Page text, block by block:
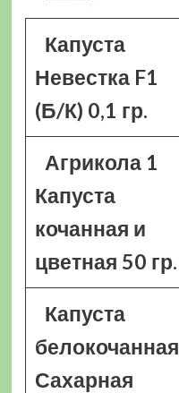
Капуста
Невестка F1
(Б/К) 0,1 гр.
Агрикола 1
Капуста
кочанная и
цветная 50 гр.
Капуста
белокочанная
Сахарная